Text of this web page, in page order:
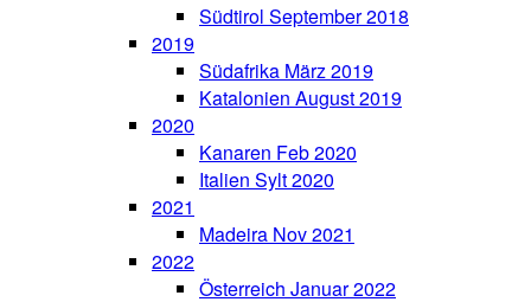
Südtirol September 2018
2019
Südafrika März 2019
Katalonien August 2019
2020
Kanaren Feb 2020
Italien Sylt 2020
2021
Madeira Nov 2021
2022
Österreich Januar 2022